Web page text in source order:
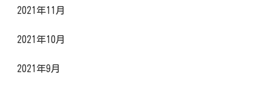
2021年11月
2021年10月
2021年9月